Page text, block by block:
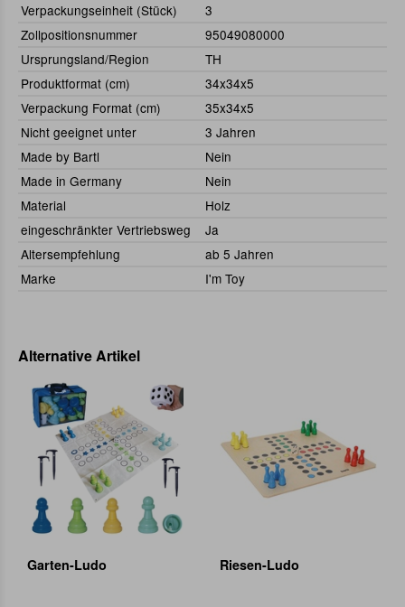
Verpackungseinheit (Stück)
3
Zollpositionsnummer
95049080000
Ursprungsland/Region
TH
Produktformat (cm)
34x34x5
Verpackung Format (cm)
35x34x5
Nicht geeignet unter
3 Jahren
Made by Bartl
Nein
Made in Germany
Nein
Material
Holz
eingeschränkter Vertriebsweg
Ja
Altersempfehlung
ab 5 Jahren
Marke
I'm Toy
Alternative Artikel
Garten-Ludo Riesen-Ludo